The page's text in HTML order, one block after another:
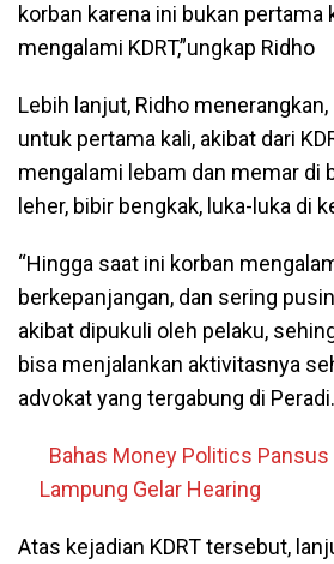
korban karena ini bukan pertama
mengalami KDRT,”ungkap Ridho
Lebih lanjut, Ridho
untuk pertama kali, akibat dari
mengalami lebam dan memar di
leher, bibir bengkak, luka-luka di
“Hingga saat ini korban
berkepanjangan, dan sering
akibat dipukuli oleh pelaku,
bisa menjalankan aktivitasnya
advokat yang tergabung di Peradi.
Bahas Money Politics Pansus
Lampung Gelar Hearing
Atas kejadian KDRT tersebut,